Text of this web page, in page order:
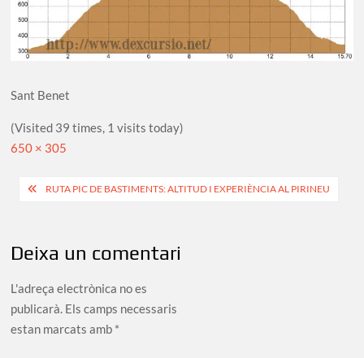
Sant Benet
(Visited 39 times, 1 visits today)
Full
650 × 305
Navegació
RUTA PIC DE BASTIMENTS: ALTITUD I EXPERIÈNCIA AL PIRINEU
Deixa un comentari
L'adreça electrònica no es
publicarà. Els camps necessaris
estan marcats amb *